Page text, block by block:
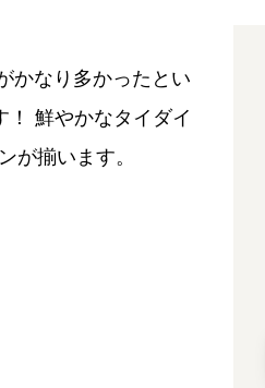
かなり多かったとい
！ 鮮やかなタイダイ
が揃います。